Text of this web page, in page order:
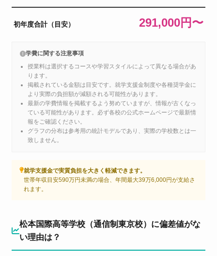
初年度合計（目安） 291,000円〜
学費に関する注意事項
授業料は選択するコースや学習スタイルによって異なる場合があ
ります。
掲載されている金額は目安です。就学支援金制度や各種奨学金に
より実際の負担額が減額される可能性があります。
最新の学費情報を掲載するよう努めていますが、情報が古くなっ
ている可能性があります。必ず各校の公式ホームページで最新情
報をご確認ください。
グラフの分布は参考用の統計モデルであり、実際の学校数とは一
致しません。
就学支援金で実質負担を大きく軽減できます。
世帯年収目安590万円未満の場合、年間最大39万6,000円が支給さ
れます。
松本国際高等学校（通信制東京校）に偏差値がな
い理由は？